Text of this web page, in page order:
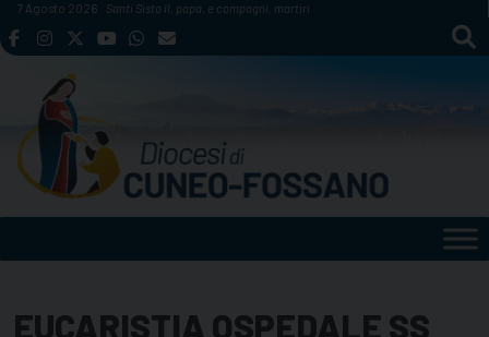
Skip
to
7 Agosto 2026 Santi Sisto II, papa, e compagni, martiri
EUCARISTIA OSPEDALE SS